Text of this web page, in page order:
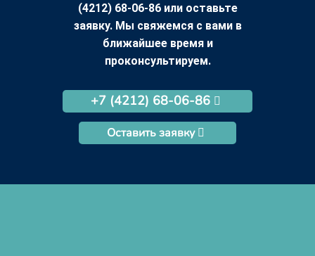
(4212) 68-06-86 или оставьте
заявку. Мы свяжемся с вами в
ближайшее время и
проконсультируем.
+7 (4212) 68-06-86
Оставить заявку